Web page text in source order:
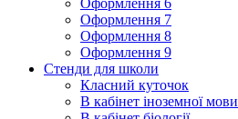
Оформлення 6
Оформлення 7
Оформлення 8
Оформлення 9
Стенди для школи
Класний куточок
В кабінет іноземної мови